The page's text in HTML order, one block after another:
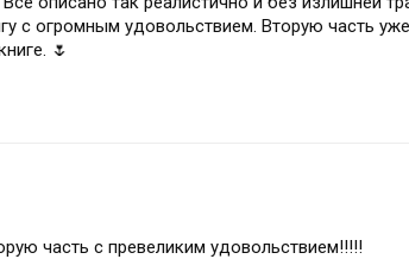
с огромным удовольствием. Вторую часть
🌷
часть с превеликим удовольствием!!!!!